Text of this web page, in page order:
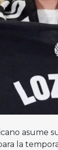
asume
la